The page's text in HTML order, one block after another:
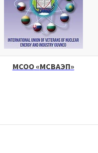
МСОО«МСВАЭП»